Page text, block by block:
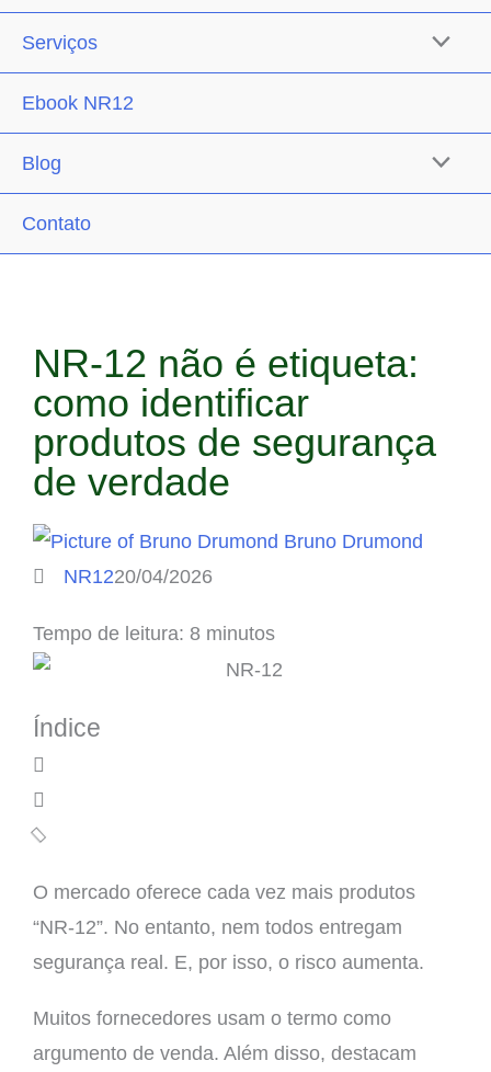
Serviços
Ebook NR12
Blog
Contato
NR-12 não é etiqueta:
como identificar
produtos de segurança
de verdade
Bruno Drumond
NR1220/04/2026
Tempo de leitura: 8 minutos
Índice
O mercado oferece cada vez mais produtos
“NR-12”. No entanto, nem todos entregam
segurança real. E, por isso, o risco aumenta.
Muitos fornecedores usam o termo como
argumento de venda. Além disso, destacam